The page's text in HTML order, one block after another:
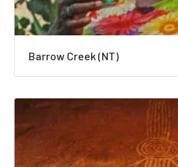
Barrow Creek (NT)